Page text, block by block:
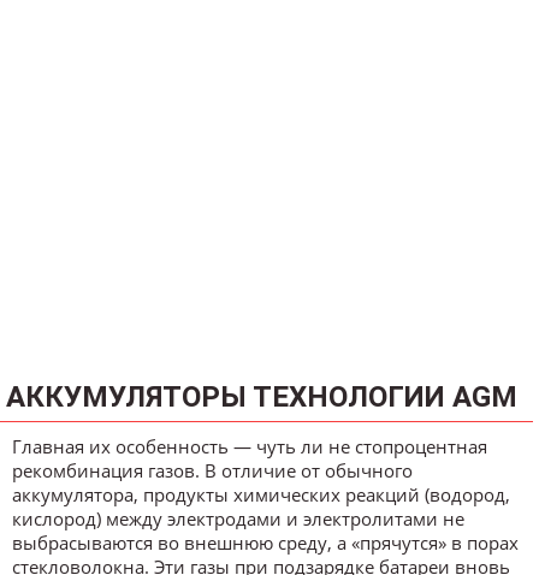
АККУМУЛЯТОРЫ ТЕХНОЛОГИИ AGM
Главная их особенность — чуть ли не стопроцентная
рекомбинация газов. В отличие от обычного
аккумулятора, продукты химических реакций (водород,
кислород) между электродами и электролитами не
выбрасываются во внешнюю среду, а «прячутся» в порах
стекловолокна. Эти газы при подзарядке батареи вновь